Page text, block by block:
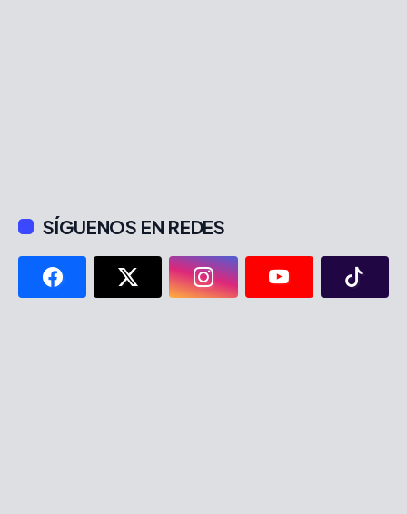
SÍGUENOS EN REDES